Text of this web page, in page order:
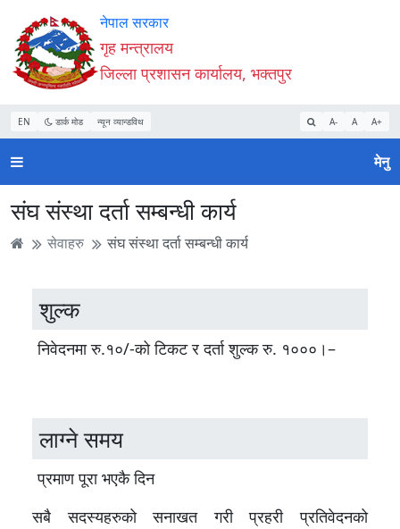
Accessibility
Mode
सुरु
गर्नुहोस्
सामाग्री
पढ्नुहाेस्
नेभिगेसन
पढ्नुहाेस्
वेबसाइट
खोजमा
जानुहोस्
नेपाल सरकार
गृह मन्त्रालय
जिल्ला प्रशासन कार्यालय, भक्तपुर
EN डार्क मोड न्यून व्यान्डविथ A- A A+
मेनु
संघ संस्था दर्ता सम्बन्धी कार्य
सेवाहरु संघ संस्था दर्ता सम्बन्धी कार्य
शुल्क
निवेदनमा रु.१०/-को टिकट र दर्ता शुल्क रु. १०००।–
लाग्ने समय
प्रमाण पूरा भएकै दिन
सबै सदस्यहरुको सनाखत गरी प्रहरी प्रतिवेदनको